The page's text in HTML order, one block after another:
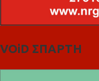
VOiD ΣΠΑΡΤΗ